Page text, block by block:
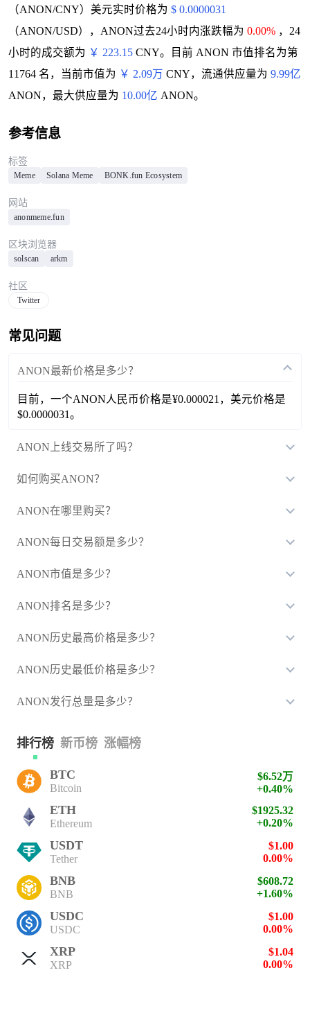
（ANON/CNY）美元实时价格为 $ 0.0000031
（ANON/USD），ANON过去24小时内涨跌幅为 0.00% ，24
小时的成交额为 ￥ 223.15CNY。目前 ANON 市值排名为第
11764 名，当前市值为 ￥ 2.09万 CNY，流通供应量为 9.99亿
ANON，最大供应量为 10.00亿 ANON。
参考信息
标签
Meme Solana Meme BONK.fun Ecosystem
网站
anonmeme.fun
区块浏览器
solscan arkm
社区
Twitter
常见问题
ANON最新价格是多少？
目前，一个ANON人民币价格是¥0.000021，美元价格是
$0.0000031。
ANON上线交易所了吗？
如何购买ANON？
ANON在哪里购买？
ANON每日交易额是多少？
ANON市值是多少？
ANON排名是多少？
ANON历史最高价格是多少？
ANON历史最低价格是多少？
ANON发行总量是多少？
排行榜 新币榜 涨幅榜
BTC
Bitcoin
$6.52万
+0.40%
ETH
Ethereum
$1925.32
+0.20%
USDT
Tether
$1.00
0.00%
BNB
BNB
$608.72
+1.60%
USDC
USDC
$1.00
0.00%
XRP
XRP
$1.04
0.00%